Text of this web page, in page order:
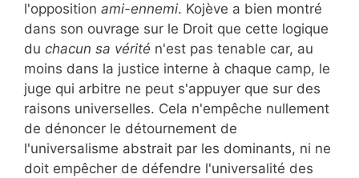
l'opposition ami-ennemi. Kojève a bien montré
dans son ouvrage sur le Droit que cette logique
du chacun sa vérité n'est pas tenable car, au
moins dans la justice interne à chaque camp, le
juge qui arbitre ne peut s'appuyer que sur des
raisons universelles. Cela n'empêche nullement
de dénoncer le détournement de
l'universalisme abstrait par les dominants, ni ne
doit empêcher de défendre l'universalité des